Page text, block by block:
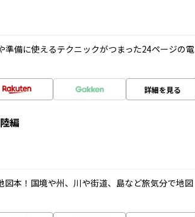
備に使えるテクニックがつまった24ページの電
詳細を見る
編
本！国境や州、川や街道、島など旅気分で地図